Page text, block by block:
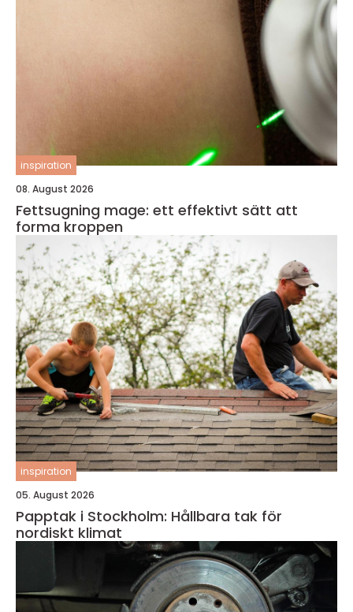
inspiration
08. August 2026
Fettsugning mage: ett effektivt sätt att
forma kroppen
inspiration
05. August 2026
Papptak i Stockholm: Hållbara tak för
nordiskt klimat